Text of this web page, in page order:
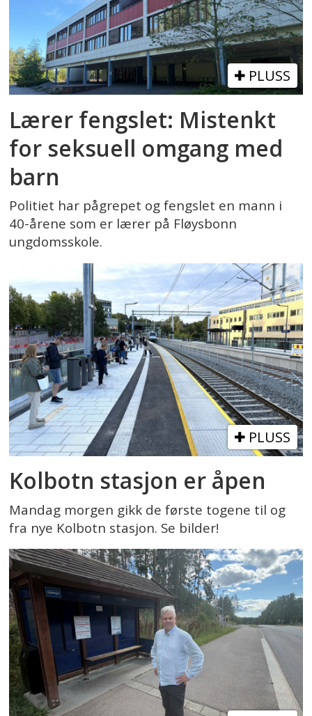
PLUSS
Lærer fengslet: Mistenkt
for seksuell omgang med
barn
Politiet har pågrepet og fengslet en mann i
40-årene som er lærer på Fløysbonn
ungdomsskole.
PLUSS
Kolbotn stasjon er åpen
Mandag morgen gikk de første togene til og
fra nye Kolbotn stasjon. Se bilder!